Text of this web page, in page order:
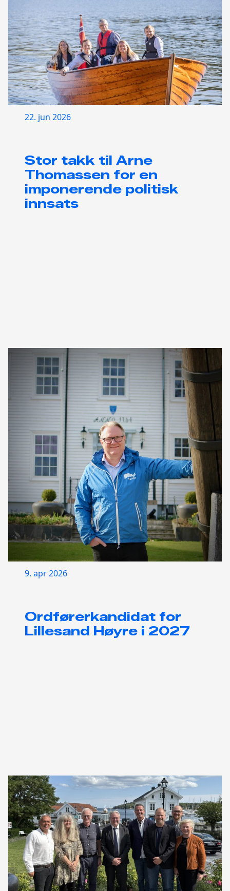
22. jun 2026
Stor takk til Arne
Thomassen for en
imponerende politisk
innsats
9. apr 2026
Ordførerkandidat for
Lillesand Høyre i 2027